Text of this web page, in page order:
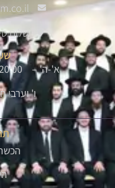
שלום סיון 14, רמות ג'
א'-ה' – 18:00-20:00 | 13:45-15:00
ו' וערבי חג –